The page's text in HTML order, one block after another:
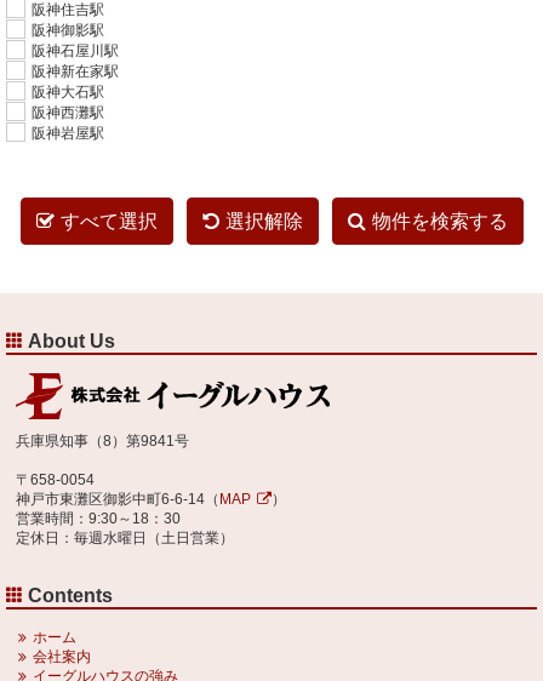
阪神住吉駅
阪神御影駅
阪神石屋川駅
阪神新在家駅
阪神大石駅
阪神西灘駅
阪神岩屋駅
すべて選択 選択解除 物件を検索する
About Us
兵庫県知事（8）第9841号
〒658-0054
神戸市東灘区御影中町6-6-14（ MAP
）
営業時間：9:30～18：30
定休日：毎週水曜日（土日営業）
Contents
ホーム
会社案内
イーグルハウスの強み